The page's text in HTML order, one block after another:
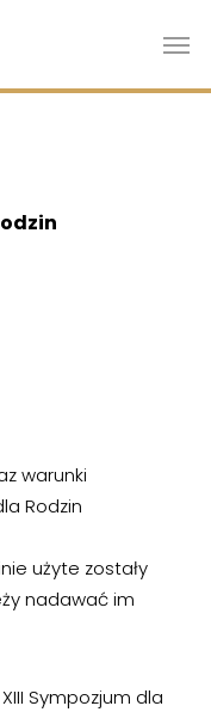
warunki
Rodzin
użyte zostały
nadawać im
XIII Sympozjum dla